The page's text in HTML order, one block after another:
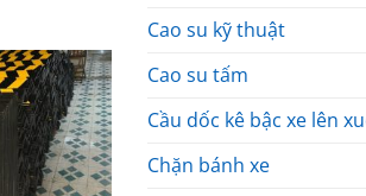
Cao su kỹ thuật
Cao su tấm
Cầu dốc kê bậc xe lên
Chặn bánh xe